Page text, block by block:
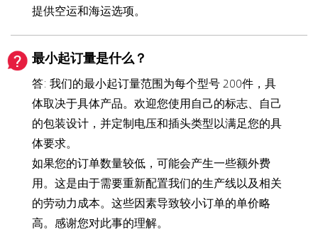
提供空运和海运选项。
最小起订量是什么？
答: 我们的最小起订量范围为每个型号 200件，具
体取决于具体产品。欢迎您使用自己的标志、自己
的包装设计，并定制电压和插头类型以满足您的具
体要求。
如果您的订单数量较低，可能会产生一些额外费
用。这是由于需要重新配置我们的生产线以及相关
的劳动力成本。这些因素导致较小订单的单价略
高。感谢您对此事的理解。